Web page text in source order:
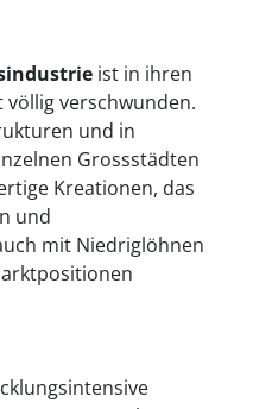
ist in ihren
verschwunden.
und in
Grossstädten
Kreationen, das
und
mit Niedriglöhnen